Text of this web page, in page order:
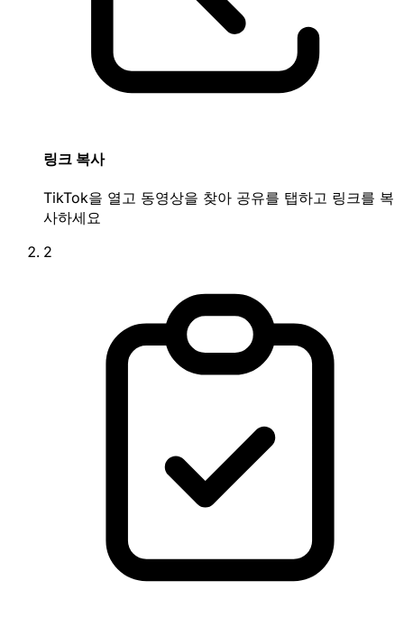
링크 복사
TikTok을 열고 동영상을 찾아 공유를 탭하고 링크를 복
사하세요
2